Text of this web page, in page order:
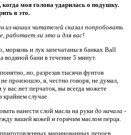
когда моя голова ударилась о подушку.
в это.
из наших читателей сказал попробовать
работает ли это и для вас!
морковь и лук запечатаны в банках Ball
водяной бани в течение 5 минут.
но, разрезав тысячи фунтов
произошло, я, честно говоря, не думал,
вас нет перчаток, вы всегда можете
крайнем случае.
нанести слой масла на руки до начала -
вашей кожей и горячим маслом перца.
маринованных перцев